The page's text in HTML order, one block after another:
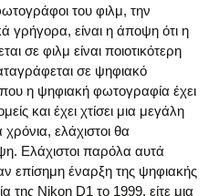
του φιλμ, την
γρήγορα, είναι η άποψη ότι η
σε φιλμ είναι ποιοτικότερη
σε ψηφιακό
η ψηφιακή φωτογραφία έχει
και έχει χτίσει μια μεγάλη
ελάχιστοι θα
Ελάχιστοι παρόλα αυτά
επίσημη έναρξη της ψηφιακής
της Nikon D1 το 1999, είτε μια